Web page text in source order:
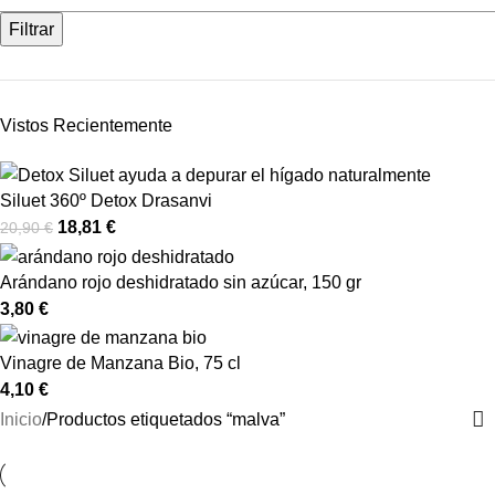
Filtrar
Vistos Recientemente
Siluet 360º Detox Drasanvi
20,90€ 18,81 €
Arándano rojo deshidratado sin azúcar, 150 gr
3,80 €
Vinagre de Manzana Bio, 75 cl
4,10 €
Inicio Productos etiquetados “malva”